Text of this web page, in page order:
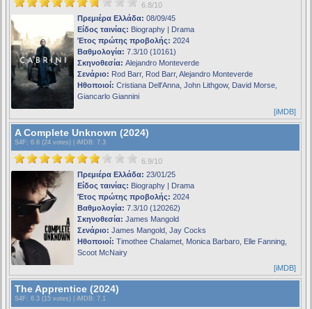
6.8/10
Πρεμιέρα Ελλάδα: 08/09/45
Είδος ταινίας: Biography | Drama
Έτος πρώτης προβολής: 2024
Βαθμολογία: 7.3/10 (10161)
Σκηνοθεσία: Alejandro Monteverde
Σενάριο: Rod Barr, Rod Barr, Alejandro Monteverde
Ηθοποιοί: Cristiana Dell'Anna, John Lithgow, David Morse,
Giancarlo Giannini
[iMDB]
A Complete Unknown (2024)
S4F : 6.6 (24 votes) | iMDB: 7.3
6.9/10
Πρεμιέρα Ελλάδα: 23/01/25
Είδος ταινίας: Biography | Drama
Έτος πρώτης προβολής: 2024
Βαθμολογία: 7.3/10 (120262)
Σκηνοθεσία: James Mangold
Σενάριο: James Mangold, Jay Cocks
Ηθοποιοί: Timothee Chalamet, Monica Barbaro, Elle Fanning,
Scoot McNairy
[iMDB]
The Apprentice (2024)
S4F : 6.3 (15 votes) | iMDB: 7.1